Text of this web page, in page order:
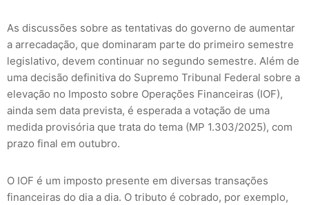
As discussões sobre as tentativas do governo de aumentar
a arrecadação, que dominaram parte do primeiro semestre
legislativo, devem continuar no segundo semestre. Além de
uma decisão definitiva do Supremo Tribunal Federal sobre a
elevação no Imposto sobre Operações Financeiras (IOF),
ainda sem data prevista, é esperada a votação de uma
medida provisória que trata do tema (MP 1.303/2025), com
prazo final em outubro.
O IOF é um imposto presente em diversas transações
financeiras do dia a dia. O tributo é cobrado, por exemplo,